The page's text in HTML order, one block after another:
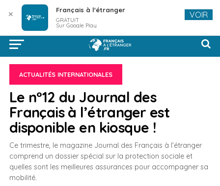
ACTUALITÉS INTERNATIONALES
Le n°12 du Journal des
Français à l’étranger est
disponible en kiosque !
Ce trimestre, le magazine Journal des Français à l’étranger
comprend un dossier spécial sur la protection sociale et
quelles sont les meilleures assurances pour accompagner sa
mobilité.
✕ Français à l'étranger
GRATUIT
Sur Google Play
VOIR